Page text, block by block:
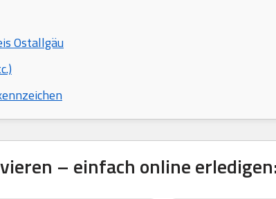
Ostallgäu
– einfach online erledigen: